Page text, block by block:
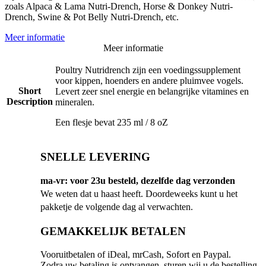
zoals Alpaca & Lama Nutri-Drench, Horse & Donkey Nutri-
Drench, Swine & Pot Belly Nutri-Drench, etc.
Meer informatie
Meer informatie
Short
Description
Poultry Nutridrench zijn een voedingssupplement
voor kippen, hoenders en andere pluimvee vogels.
Levert zeer snel energie en belangrijke vitamines en
mineralen.
Een flesje bevat 235 ml / 8 oZ
SNELLE LEVERING
ma-vr: voor 23u besteld, dezelfde dag verzonden
We weten dat u haast heeft. Doordeweeks kunt u het
pakketje de volgende dag al verwachten.
GEMAKKELIJK BETALEN
Vooruitbetalen of iDeal, mrCash, Sofort en Paypal.